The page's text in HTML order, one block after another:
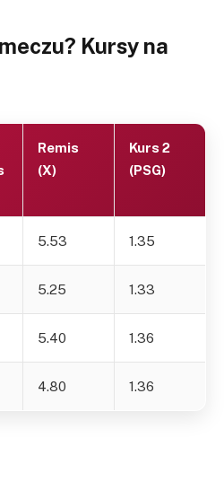
Kursy na
Remis
(X)
Kurs 2
(PSG)
5.53 1.35
5.25 1.33
5.40 1.36
4.80 1.36